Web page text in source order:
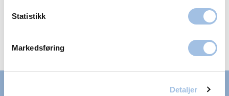
Statistikk
Markedsføring
Detaljer
Store norske leksikon
Hva koster en konsultasjon?